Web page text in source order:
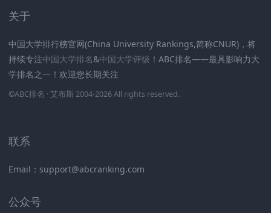
关于
中国大学排行榜官网(China University Rankings,简称CNUR)，将
持续专注中国大学排名&中国大学评级 ！ABC排名——最具影响力大
学排名之一！欢迎您长期关注
©ABC排名 · 艾布斯 2004-2026 All rights reserved.
联系
Email：support@abcranking.com
公众号